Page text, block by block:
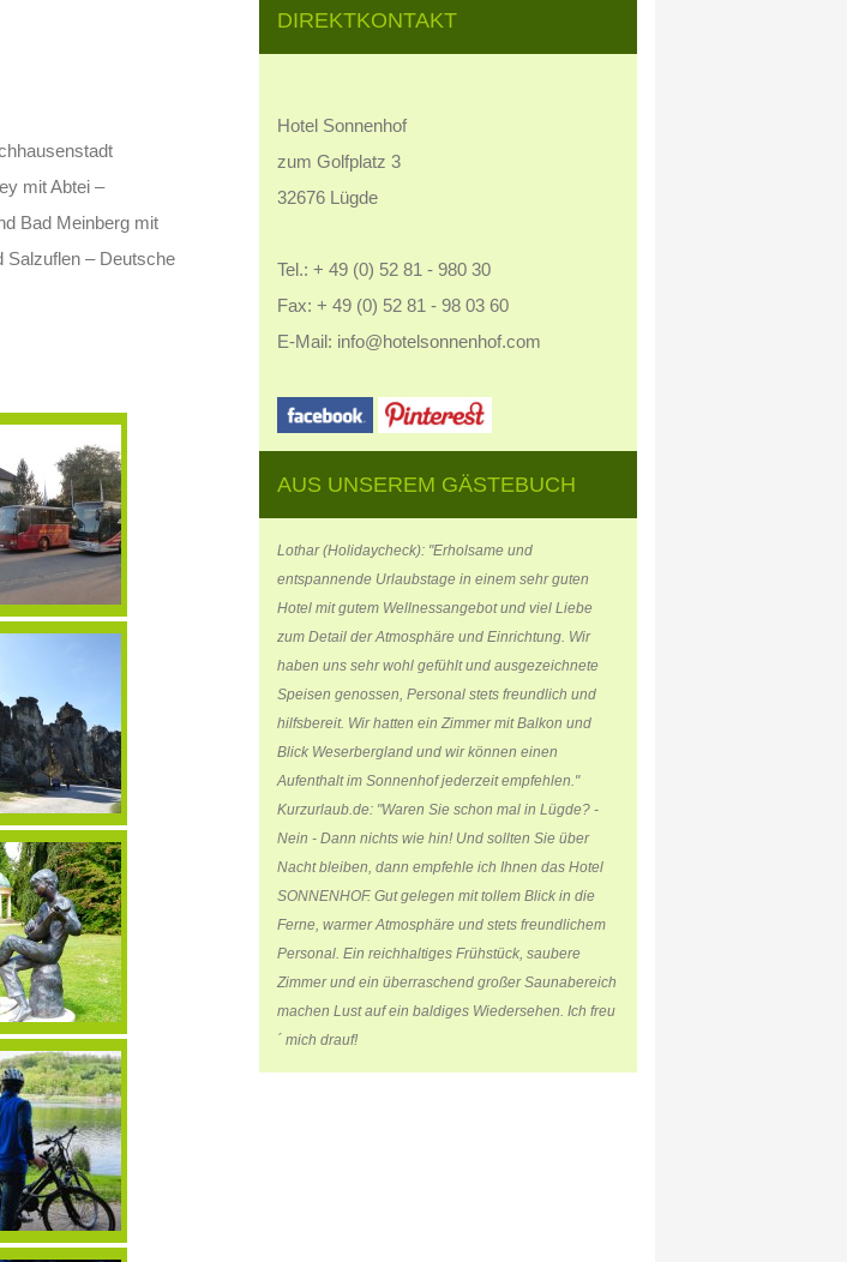
mit Abtei –
Bad Meinberg mit
Salzuflen – Deutsche
DIREKTKONTAKT
Hotel Sonnenhof
zum Golfplatz 3
32676 Lügde
Tel.: + 49 (0) 52 81 - 980 30
Fax: + 49 (0) 52 81 - 98 03 60
E-Mail: info@hotelsonnenhof.com
AUS UNSEREM GÄSTEBUCH
Lothar (Holidaycheck): "Erholsame und
entspannende Urlaubstage in einem sehr guten
Hotel mit gutem Wellnessangebot und viel Liebe
zum Detail der Atmosphäre und Einrichtung. Wir
haben uns sehr wohl gefühlt und ausgezeichnete
Speisen genossen, Personal stets freundlich und
hilfsbereit. Wir hatten ein Zimmer mit Balkon und
Blick Weserbergland und wir können einen
Aufenthalt im Sonnenhof jederzeit empfehlen."
Kurzurlaub.de: "Waren Sie schon mal in Lügde? -
Nein - Dann nichts wie hin! Und sollten Sie über
Nacht bleiben, dann empfehle ich Ihnen das Hotel
SONNENHOF. Gut gelegen mit tollem Blick in die
Ferne, warmer Atmosphäre und stets freundlichem
Personal. Ein reichhaltiges Frühstück, saubere
Zimmer und ein überraschend großer Saunabereich
machen Lust auf ein baldiges Wiedersehen. Ich freu
´ mich drauf!